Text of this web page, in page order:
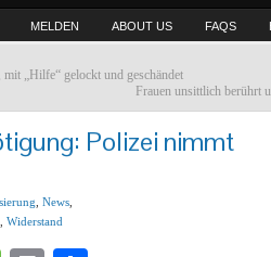
MELDEN ABOUT US FAQS
„Hilfe“ gelockt und geschändet
Frauen unsittlich berührt
Polizei nimmt
News
Widerstand